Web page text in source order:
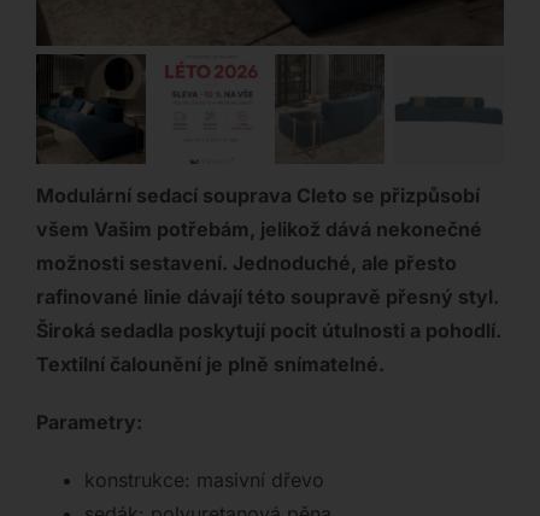
Modulární sedací souprava Cleto se přizpůsobí
všem Vašim potřebám, jelikož dává nekonečné
možnosti sestavení. Jednoduché, ale přesto
rafinované linie dávají této soupravě přesný styl.
Široká sedadla poskytují pocit útulnosti a pohodlí.
Textilní čalounění je plně snímatelné.
Parametry:
konstrukce: masivní dřevo